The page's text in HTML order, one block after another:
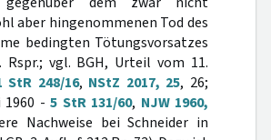
aber hingenommenen Tod des
bedingten Tötungsvorsatzes
vgl. BGH, Urteil vom 11.
StR 248/16, NStZ 2017, 25, 26;
- 5 StR 131/60, NJW 1960,
Nachweise bei Schneider in